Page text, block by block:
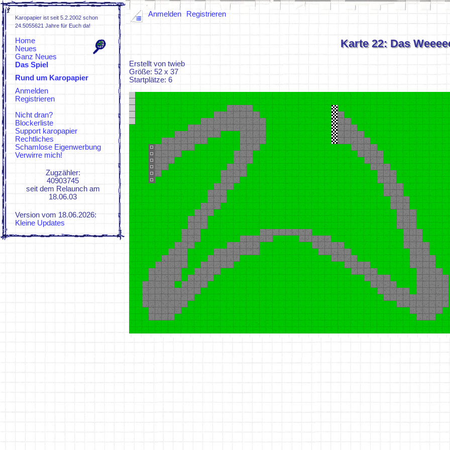
Karopapier ist seit 5.2.2002 schon
24.5055621 Jahre für Euch da!
Home
Neues
Ganz Neues
Das Spiel
Spielregeln
Rund um Karopapier
ZUFI
KaroWiki
Anmelden
Registrieren
Nicht dran?
Blockerliste
Support karopapier
Rechtliches
Schamlose Eigenwerbung
Verwirre mich!
Zugzähler:
40903745
seit dem Relaunch am
18.06.03
Version vom 18.06.2026:
Kleine Updates
Anmelden Registrieren
Karte 22: Das
Erstellt von twieb
Größe: 52 x 37
Startplätze: 6